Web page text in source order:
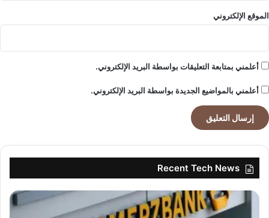
الموقع الإلكتروني
أعلمني بمتابعة التعليقات بواسطة البريد الإلكتروني.
أعلمني بالمواضيع الجديدة بواسطة البريد الإلكتروني.
Recent Tech News